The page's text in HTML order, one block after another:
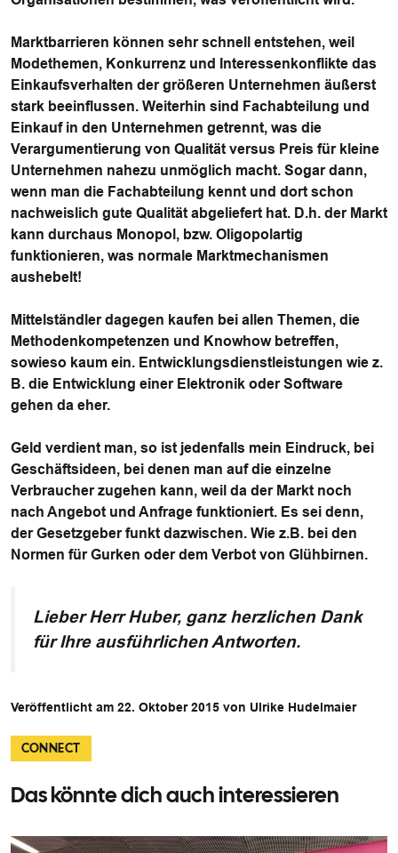
Marktbarrieren können sehr schnell entstehen, weil
Modethemen, Konkurrenz und Interessenkonflikte das
Einkaufsverhalten der größeren Unternehmen äußerst
stark beeinflussen. Weiterhin sind Fachabteilung und
Einkauf in den Unternehmen getrennt, was die
Verargumentierung von Qualität versus Preis für kleine
Unternehmen nahezu unmöglich macht. Sogar dann,
wenn man die Fachabteilung kennt und dort schon
nachweislich gute Qualität abgeliefert hat. D.h. der Markt
kann durchaus Monopol, bzw. Oligopolartig
funktionieren, was normale Marktmechanismen
aushebelt!
Mittelständler dagegen kaufen bei allen Themen, die
Methodenkompetenzen und Knowhow betreffen,
sowieso kaum ein. Entwicklungsdienstleistungen wie z.
B. die Entwicklung einer Elektronik oder Software
gehen da eher.
Geld verdient man, so ist jedenfalls mein Eindruck, bei
Geschäftsideen, bei denen man auf die einzelne
Verbraucher zugehen kann, weil da der Markt noch
nach Angebot und Anfrage funktioniert. Es sei denn,
der Gesetzgeber funkt dazwischen. Wie z.B. bei den
Normen für Gurken oder dem Verbot von Glühbirnen.
Lieber Herr Huber, ganz herzlichen Dank
für Ihre ausführlichen Antworten.
Veröffentlicht am 22. Oktober 2015 von Ulrike Hudelmaier
CONNECT
Das könnte dich auch interessieren